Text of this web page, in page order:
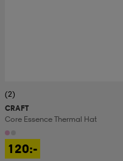
(2)
CRAFT
Core Essence Thermal Hat
120:-